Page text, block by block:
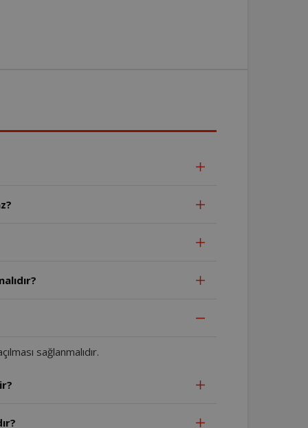
sağlanmalıdır.